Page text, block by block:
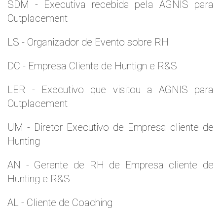
SDM - Executiva recebida pela AGNIS para
Outplacement
LS - Organizador de Evento sobre RH
DC - Empresa Cliente de Huntign e R&S
LER - Executivo que visitou a AGNIS para
Outplacement
UM - Diretor Executivo de Empresa cliente de
Hunting
AN - Gerente de RH de Empresa cliente de
Hunting e R&S
AL - Cliente de Coaching